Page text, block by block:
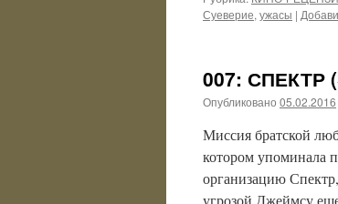
Суеверие, ужасы |
007: СПЕКТР
Опубликовано 05.02.2016
Миссия братской
котором упоминала
организацию
угрозой Джеймсу